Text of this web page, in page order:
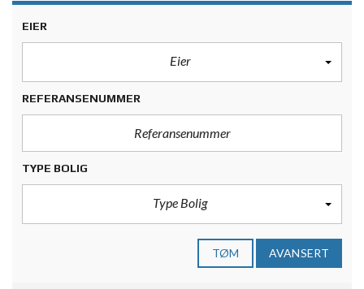
EIER
Eier
REFERANSENUMMER
TYPE BOLIG
Type Bolig
TØM AVANSERT